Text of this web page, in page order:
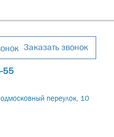
Заказать звонок
55
переулок, 10